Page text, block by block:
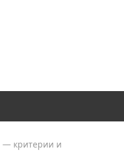
— критерии и